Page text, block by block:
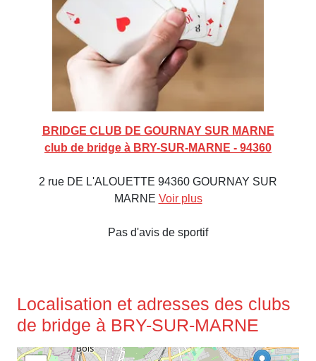
BRIDGE CLUB DE GOURNAY SUR MARNE
club de bridge à BRY-SUR-MARNE - 94360
2 rue DE L'ALOUETTE 94360 GOURNAY SUR
MARNE Voir plus
Pas d'avis de sportif
Localisation et adresses des clubs
de bridge à BRY-SUR-MARNE